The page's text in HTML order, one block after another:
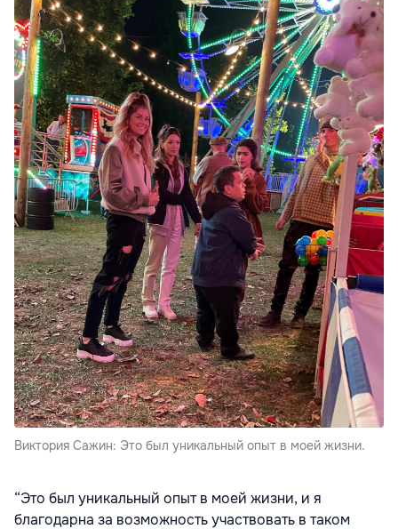
Виктория Сажин: Это был уникальный опыт в моей жизни.
“Это был уникальный опыт в моей жизни, и я
благодарна за возможность участвовать в таком